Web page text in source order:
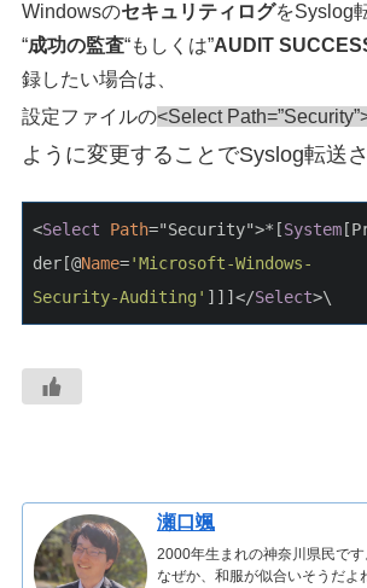
WindowsのセキュリティログをSyslog
“成功の監査“もしくは”AUDIT
録したい場合は、
設定ファイルの<Select
ように変更することでSyslog転送さ
<Select Path="Security">*[System
der[@Name='Microsoft-Windows-
Security-Auditing' ]]]</Select>\
瀬口颯
2000年生まれの神奈川県民です
なぜか、和服が似合いそうだよ